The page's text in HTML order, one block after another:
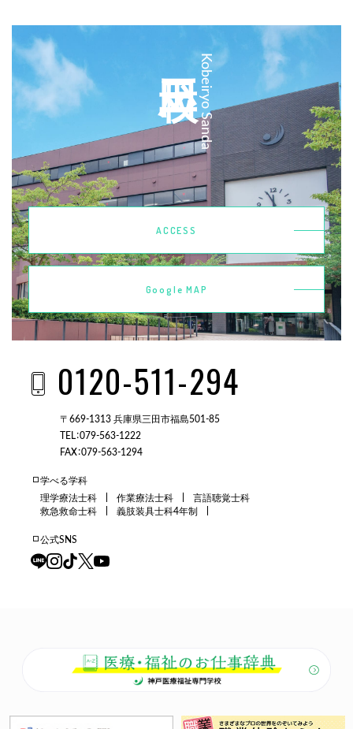
Kobeiryo Sanda
ACCESS
Google MAP
0120-511-294
〒669-1313 兵庫県三田市福島501-85
TEL：079-563-1222
FAX：079-563-1294
学べる学科
理学療法士科
作業療法士科
言語聴覚士科
救急救命士科
義肢装具士科4年制
公式SNS